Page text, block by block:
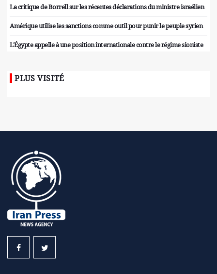
La critique de Borrell sur les récentes déclarations du ministre israélien
Amérique utilise les sanctions comme outil pour punir le peuple syrien
L'Égypte appelle à une position internationale contre le régime sioniste
PLUS VISITÉ